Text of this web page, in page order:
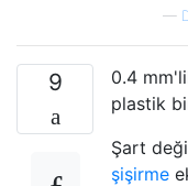
—
9
0.4
plastik
Şart
şişirme